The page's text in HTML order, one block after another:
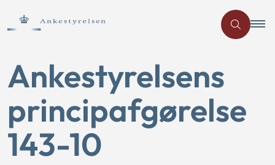
Ankestyrelsens
principafgørelse
143-10